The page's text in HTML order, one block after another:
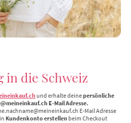
in die Schweiz
und erhalte deinepersönliche
E-Mail Adresse.
E-Mail Adresse
Kundenkonto erstellen beim Checkout